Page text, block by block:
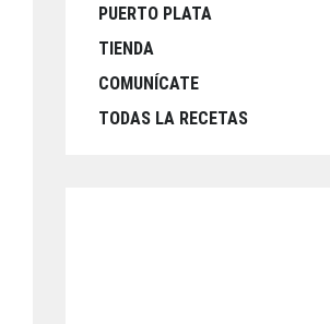
PUERTO PLATA
TIENDA
COMUNÍCATE
TODAS LA RECETAS